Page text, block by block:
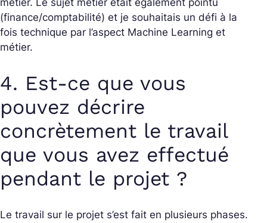
métier. Le sujet métier était également pointu
(finance/comptabilité) et je souhaitais un défi à la
fois technique par l’aspect Machine Learning et
métier.
4. Est-ce que vous
pouvez décrire
concrètement le travail
que vous avez effectué
pendant le projet ?
Le travail sur le projet s’est fait en plusieurs phases.